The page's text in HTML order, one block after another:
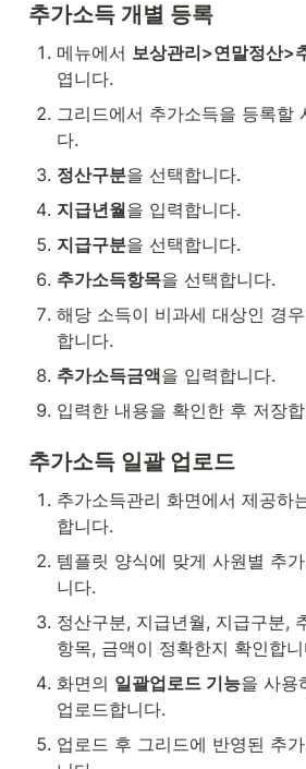
추가소득 개별 등록
메뉴에서 보상관리>연말정산>
엽니다.
그리드에서 추가소득을 등록할
다.
정산구분을 선택합니다.
지급년월을 입력합니다.
지급구분을 선택합니다.
추가소득항목을 선택합니다.
해당 소득이 비과세 대상인 경우
합니다.
추가소득금액을 입력합니다.
입력한 내용을 확인한 후 저장
추가소득 일괄 업로드
추가소득관리 화면에서 제공하
합니다.
템플릿 양식에 맞게 사원별 추
니다.
정산구분, 지급년월, 지급구분,
항목, 금액이 정확한지 확인합
화면의 일괄업로드 기능을 사용
업로드합니다.
업로드 후 그리드에 반영된 추